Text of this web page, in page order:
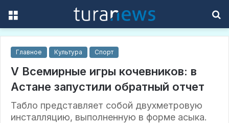
Главное Культура Спорт
V Всемирные игры кочевников: в
Астане запустили обратный отчет
Табло представляет собой двухметровую
инсталляцию, выполненную в форме асыка.